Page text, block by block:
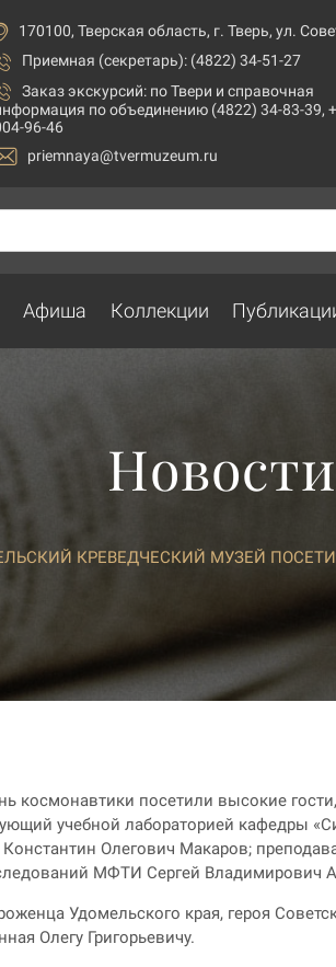
170100, Тверская область, г. Тверь, ул.
Приемная (секретарь): (4822) 34-51-27
Заказ экскурсий: по Твери и справочная
по объединению (4822) 34-83-39,
96-46
priemnaya@tvermuzeum.ru
Афиша Коллекции
Новости
КРЕВЕДЧЕСКИЙ МУЗЕЙ
космонавтики посетили высокие
учебной лабораторией кафедры
Олегович Макаров;
МФТИ Сергей Владимирович
Удомельского края, героя
Олегу Григорьевичу.